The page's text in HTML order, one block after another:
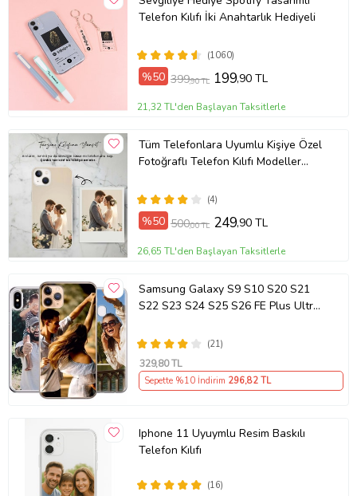
Telefon Kılıfı İki Anahtarlık Hediyeli
(1060)
%50 399,90 TL 199,90 TL
21,32 TL'den Başlayan Taksitlerle
Tüm Telefonlara Uyumlu Kişiye Özel
Fotoğraflı Telefon Kılıfı Modeller
(4)
%50 500,00 TL 249,90 TL
26,65 TL'den Başlayan Taksitlerle
Samsung Galaxy S9 S10 S20 S21
S22 S23 S24 S25 S26 FE Plus Ultra
Silikon
(21)
329,80 TL
Sepette %10 İndirim 296,82 TL
Iphone 11 Uyuymlu Resim Baskılı
Telefon Kılıfı
(16)